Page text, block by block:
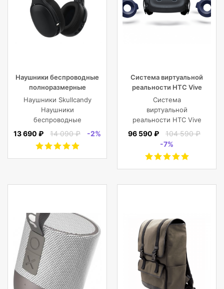
Наушники беспроводные
полноразмерные
Skullcandy CRUSHER EVO
WIRELESS OVER-EAR,
черные
Наушники Skullcandy
Наушники
беспроводные
полноразмерные
WIRELESS OVER-EAR,
черные
13 690 ₽ 14 090 ₽ -2%
Система виртуальной
реальности HTC Vive
Cosmos Elite
Система
виртуальной
реальности HTC Vive
Cosmos Elite
96 590 ₽
104 590 ₽
-7%